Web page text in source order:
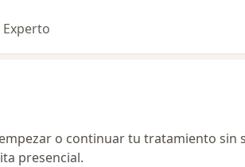
o continuar tu tratamiento sin
presencial.